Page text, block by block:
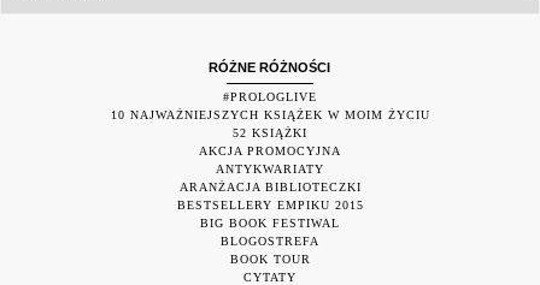
RÓŻNE RÓŻNOŚCI
#PROLOGLIVE
10 NAJWAŻNIEJSZYCH KSIĄŻEK W MOIM ŻYCIU
52 KSIĄŻKI
AKCJA PROMOCYJNA
ANTYKWARIATY
ARANŻACJA BIBLIOTECZKI
BESTSELLERY EMPIKU 2015
BIG BOOK FESTIWAL
BLOGOSTREFA
BOOK TOUR
CYTATY